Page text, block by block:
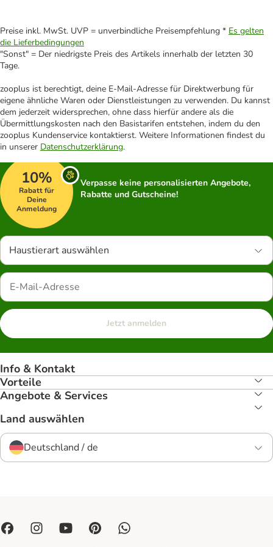
Preise inkl. MwSt. UVP = unverbindliche Preisempfehlung * Es gelten
die Lieferbedingungen
"Sonst" = Der niedrigste Preis des Artikels innerhalb der letzten 30
Tage.
zooplus ist berechtigt, deine E-Mail-Adresse für Direktwerbung für
eigene ähnliche Waren oder Dienstleistungen zu verwenden. Du kannst
dem jederzeit widersprechen, ohne dass hierfür andere als die
Übermittlungskosten nach den Basistarifen entstehen, indem du den
zooplus Kundenservice kontaktierst. Weitere Informationen findest du
in unserer Datenschutzerklärung.
10%
Rabatt für
Deine
Anmeldung
Verpasse keine personalisierten Angebote,
Rabatte und Gutscheine!
Haustierart auswählen
Jetzt anmelden
Info & Kontakt
Vorteile
Angebote & Services
Land auswählen
Deutschland / de